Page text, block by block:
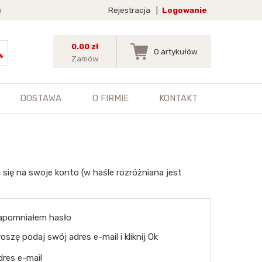
Rejestracja Logowanie
0.00 zł
Zamów
0 artykułów
DOSTAWA O FIRMIE KONTAKT
na swoje konto (w haśle rozróżniana jest
hasło
podaj swój adres e-mail i kliknij Ok
e-mail